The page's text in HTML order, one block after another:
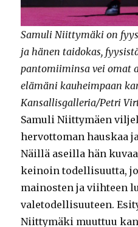
Samuli Niittymäki on
ja hänen taidokas,
pantomiiminsa vei omat
elämäni kauheimpaan
Kansallisgalleria/Petri
Samuli Niittymäen
hervottoman hauskaa
Näillä aseilla hän
keinoin todellisuutta,
mainosten ja viihteen
valetodellisuuteen.
Niittymäki muuttuu